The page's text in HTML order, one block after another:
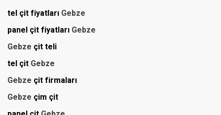
tel çit fiyatları Gebze
panel çit fiyatları Gebze
Gebze çit teli
tel çit Gebze
Gebze çit firmaları
Gebze çim çit